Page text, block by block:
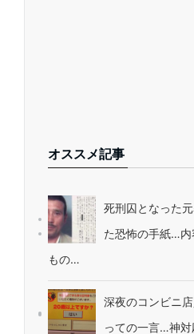
オススメ記事
死刑囚となった
た恐怖の手紙…
もの…
深夜のコンビニ
っての一言…神